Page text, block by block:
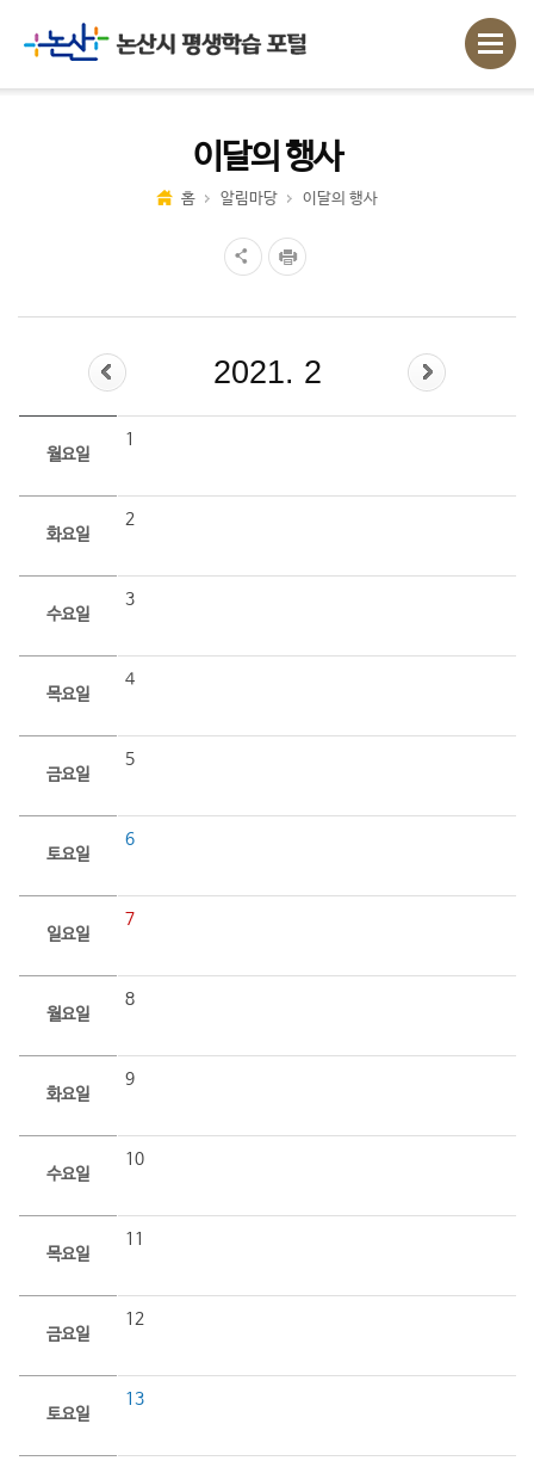
이달의 행사
홈 알림마당 이달의 행사
2021. 2
월요일
1
화요일
2
수요일
3
목요일
4
금요일
5
토요일
6
일요일
7
월요일
8
화요일
9
수요일
10
목요일
11
금요일
12
토요일
13